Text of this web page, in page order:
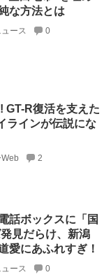
な方法とは
ース 0
GT-R復活を支えた
ラインが伝説にな
2
話ボックスに「国
見だらけ、新潟
愛にあふれすぎ！
ース 0